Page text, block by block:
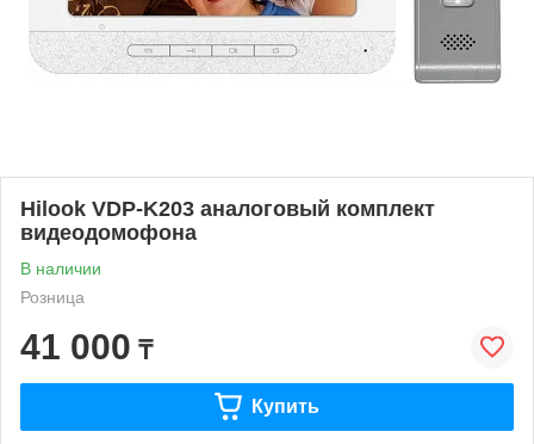
Hilook VDP-K203 аналоговый комплект
видеодомофона
В наличии
Розница
41 000 ₸
Купить